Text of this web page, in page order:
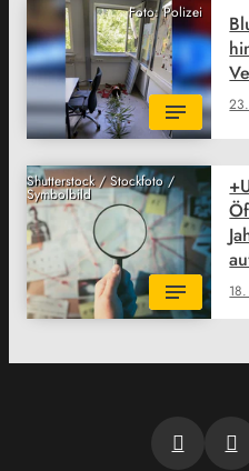
Foto: Polizei
Shutterstock / Stockfoto /
Symbolbild